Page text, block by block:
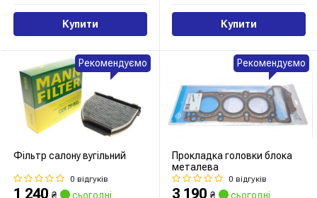
Купити Купити
Фільтр салону вугільний
0 відгуків
1 240 ₴ сьогодні
Рекомендуємо
Прокладка головки блока
металева
0 відгуків
3 190 ₴ сьогодні
Рекомендуємо